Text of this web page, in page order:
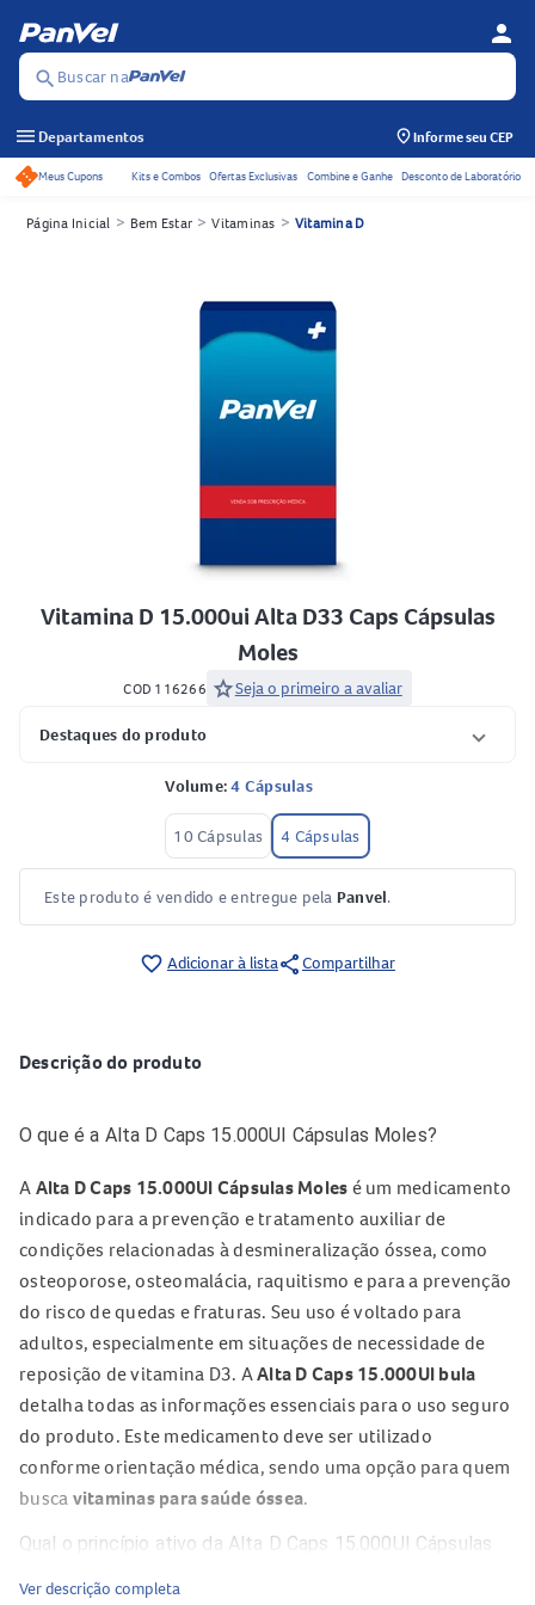
search Buscar na
person
menu Departamentos Informe seu CEP
Acessos rápidos do cabeçalho
Meus Cupons Kits e Combos Ofertas Exclusivas Combine e Ganhe Desconto de Laboratório
Página Inicial > Bem Estar > Vitaminas > Vitamina D
Vitamina D 15.000ui Alta D33 Caps Cápsulas
Moles
COD 116266 starSeja o primeiro a avaliar
Destaques do produto
Volume:4 Cápsulas
10 Cápsulas 4 Cápsulas
Este produto é vendido e entregue pela Panvel.
favorite_border Adicionar à listashareCompartilhar
Descrição do produto
O que é a Alta D Caps 15.000UI Cápsulas Moles?
A Alta D Caps 15.000UI Cápsulas Moles é um medicamento
indicado para a prevenção e tratamento auxiliar de
condições relacionadas à desmineralização óssea, como
osteoporose, osteomalácia, raquitismo e para a prevenção
do risco de quedas e fraturas. Seu uso é voltado para
adultos, especialmente em situações de necessidade de
reposição de vitamina D3. AAlta D Caps 15.000UI bula
detalha todas as informações essenciais para o uso seguro
do produto. Este medicamento deve ser utilizado
conforme orientação médica, sendo uma opção para quem
busca vitaminas para saúde óssea.
Qual o princípio ativo da Alta D Caps 15.000UI Cápsulas
Moles?
Ver descrição completa